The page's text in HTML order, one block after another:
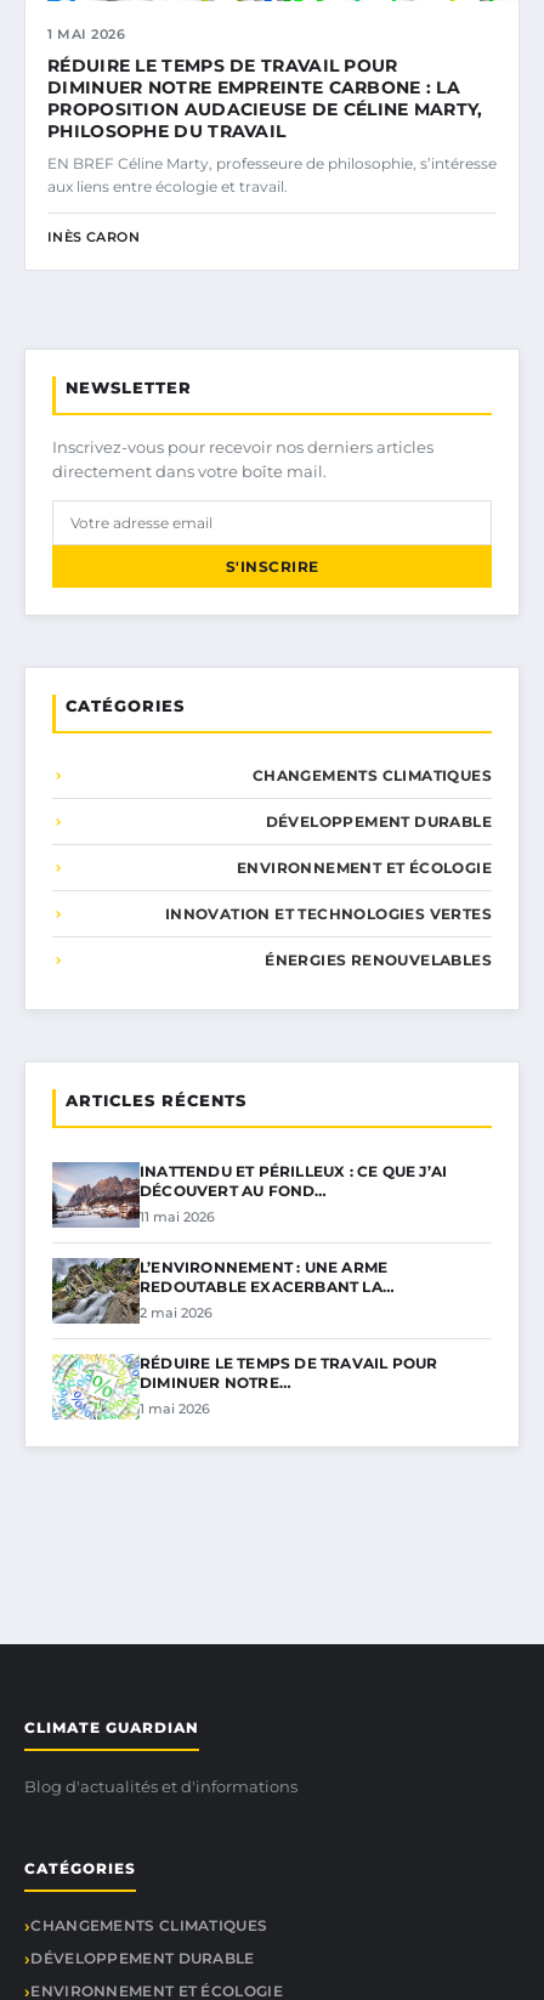
1 MAI 2026
RÉDUIRE LE TEMPS DE TRAVAIL POUR
DIMINUER NOTRE EMPREINTE CARBONE : LA
PROPOSITION AUDACIEUSE DE CÉLINE MARTY,
PHILOSOPHE DU TRAVAIL
EN BREF Céline Marty, professeure de philosophie, s’intéresse
aux liens entre écologie et travail.
INÈS CARON
NEWSLETTER
Inscrivez-vous pour recevoir nos derniers articles
directement dans votre boîte mail.
S'INSCRIRE
CATÉGORIES
CHANGEMENTS CLIMATIQUES
DÉVELOPPEMENT DURABLE
ENVIRONNEMENT ET ÉCOLOGIE
INNOVATION ET TECHNOLOGIES VERTES
ÉNERGIES RENOUVELABLES
ARTICLES RÉCENTS
INATTENDU ET PÉRILLEUX : CE QUE J’AI
DÉCOUVERT AU FOND…
11 mai 2026
L’ENVIRONNEMENT : UNE ARME
REDOUTABLE EXACERBANT LA…
2 mai 2026
RÉDUIRE LE TEMPS DE TRAVAIL POUR
DIMINUER NOTRE…
1 mai 2026
CLIMATE GUARDIAN
Blog d'actualités et d'informations
CATÉGORIES
CHANGEMENTS CLIMATIQUES
DÉVELOPPEMENT DURABLE
ENVIRONNEMENT ET ÉCOLOGIE